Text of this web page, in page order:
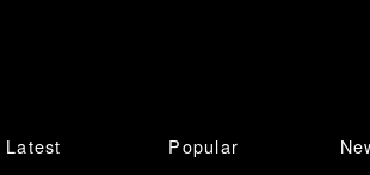
Latest Popular